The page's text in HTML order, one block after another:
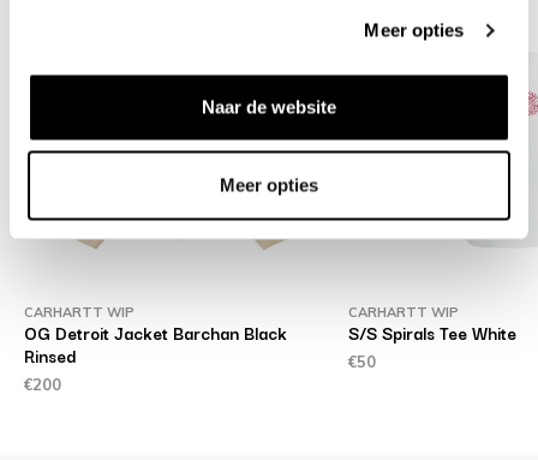
Meer opties
Naar de website
Meer opties
CARHARTT WIP
OG Detroit Jacket Barchan Black
Rinsed
€200
CARHARTT WIP
S/S Spirals Tee White
€50